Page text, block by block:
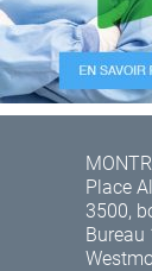
Place
3500,
Bureau